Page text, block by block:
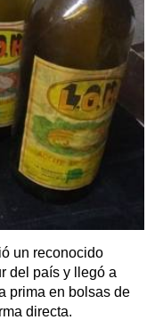
un reconocido
del país y llegó a
prima en bolsas de
directa.